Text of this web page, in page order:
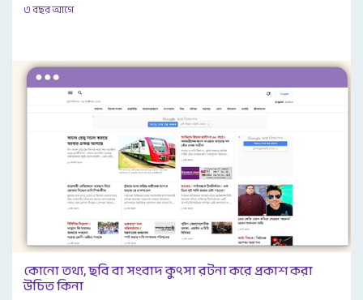
৩ বছর আগে
কোনো তথ্য, ছবি বা সংবাদ কুৎসা রটনা করে প্রকাশ করা
উচিত কিনা